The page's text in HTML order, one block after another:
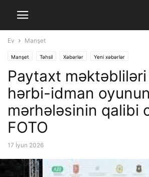
Ev Manşet
Manşet Təhsil Xəbərlər Yeni xəbərlər
Paytaxt məktəbliləri
hərbi-idman
mərhələsinin qalibi
FOTO
17 İyun 2026